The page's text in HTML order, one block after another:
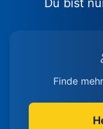
Du bist
Finde